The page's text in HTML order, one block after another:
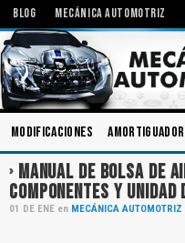
BLOG MECÁNICA AUTOMOTRIZ
Modificaciones
MANUAL DE BOLSA DE
COMPONENTES Y UNIDAD
01 DE ENE en MECÁNICA AUTOMOTRIZ